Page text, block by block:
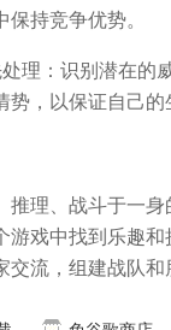
持竞争优势。
理：识别潜在的
势，以保证自己的
推理、战斗于一
游戏中找到乐趣
流，组建战队和